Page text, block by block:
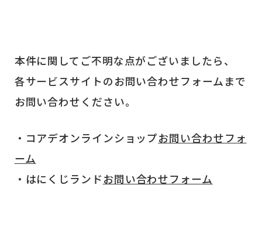
本件に関してご不明な点がございましたら、
各サービスサイトのお問い合わせフォームまで
お問い合わせください。
・コアデオンラインショップお問い合わせフォ
ーム
・はにくじランドお問い合わせフォーム